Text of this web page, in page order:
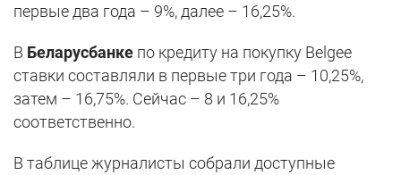
первые два года – 9%, далее – 16,25%.
В Беларусбанке по кредиту на покупку Belgee
ставки составляли в первые три года – 10,25%,
затем – 16,75%. Сейчас – 8 и 16,25%
соответственно.
В таблице журналисты собрали доступные